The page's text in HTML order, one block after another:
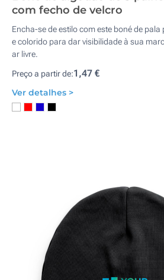
com fecho de velcro
Encha-se de estilo com este boné de
e colorido para dar visibilidade à sua
ar livre.
Preço a partir de:1,47 €
Ver detalhes >